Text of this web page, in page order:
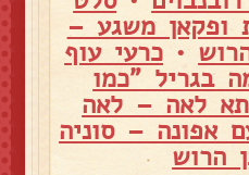
ופקאן משגע –
• כרעי עוף
בגריל "כמו
לאה – לאה
אפונה – סוניה
הרוש